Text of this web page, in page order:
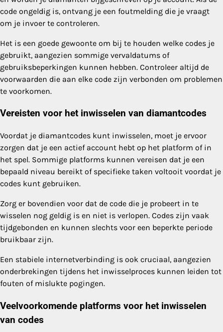
code ongeldig is, ontvang je een foutmelding die je vraagt
om je invoer te controleren.
Het is een goede gewoonte om bij te houden welke codes je
gebruikt, aangezien sommige vervaldatums of
gebruiksbeperkingen kunnen hebben. Controleer altijd de
voorwaarden die aan elke code zijn verbonden om problemen
te voorkomen.
Vereisten voor het inwisselen van diamantcodes
Voordat je diamantcodes kunt inwisselen, moet je ervoor
zorgen dat je een actief account hebt op het platform of in
het spel. Sommige platforms kunnen vereisen dat je een
bepaald niveau bereikt of specifieke taken voltooit voordat je
codes kunt gebruiken.
Zorg er bovendien voor dat de code die je probeert in te
wisselen nog geldig is en niet is verlopen. Codes zijn vaak
tijdgebonden en kunnen slechts voor een beperkte periode
bruikbaar zijn.
Een stabiele internetverbinding is ook cruciaal, aangezien
onderbrekingen tijdens het inwisselproces kunnen leiden tot
fouten of mislukte pogingen.
Veelvoorkomende platforms voor het inwisselen
van codes